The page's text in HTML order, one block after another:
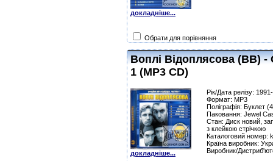
докладніше...
Обрати для порівняння
Воплі Відоплясова (ВВ) -
1 (MP3 CD)
докладніше...
Рік/Дата релізу:
Формат: MP3
Поліграфія: Буклет
Паковання: Jewel
Стан: Диск новий,
з клейкою стрічкою
Каталоговий номер:
Країна виробник:
Виробник/